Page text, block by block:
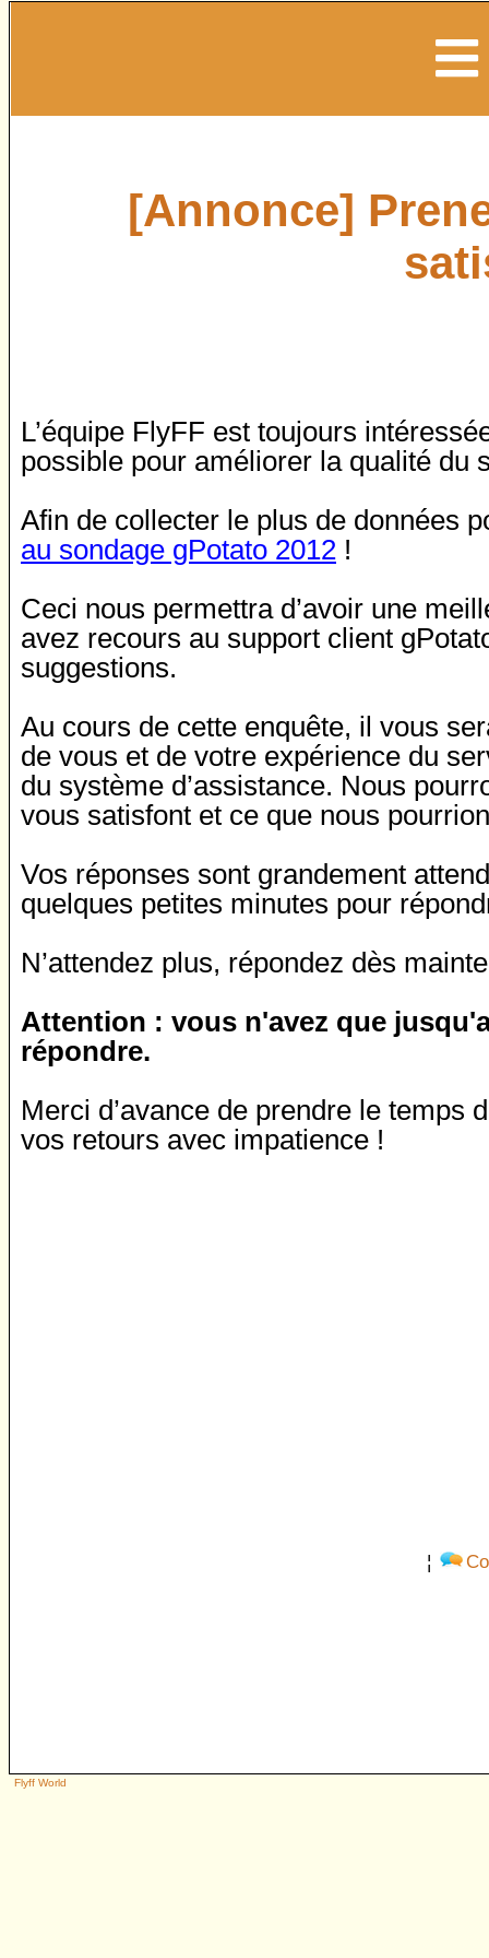
[Annonce]
L’équipe FlyFF est toujours
possible pour améliorer la qualité du
Afin de collecter le plus de données
au sondage gPotato 2012 !
Ceci nous permettra d’avoir une
avez recours au support client
suggestions.
Au cours de cette enquête, il vous
de vous et de votre expérience du
du système d’assistance. Nous
vous satisfont et ce que nous
Vos réponses sont grandement
quelques petites minutes pour
N’attendez plus, répondez dès
Attention : vous n'avez que
répondre.
Merci d’avance de prendre le temps
vos retours avec impatience !
¦
Flyff World